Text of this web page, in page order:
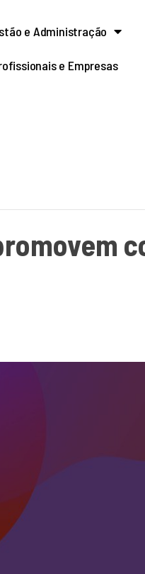
e Administração
e Empresas